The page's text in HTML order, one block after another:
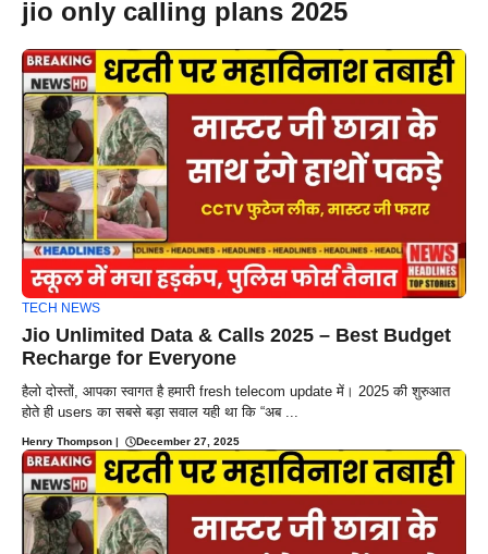
jio only calling plans 2025
TECH NEWS
Jio Unlimited Data & Calls 2025 – Best Budget
Recharge for Everyone
हैलो दोस्तों, आपका स्वागत है हमारी fresh telecom update में। 2025 की शुरुआत
होते ही users का सबसे बड़ा सवाल यही था कि “अब ...
Henry Thompson December 27, 2025